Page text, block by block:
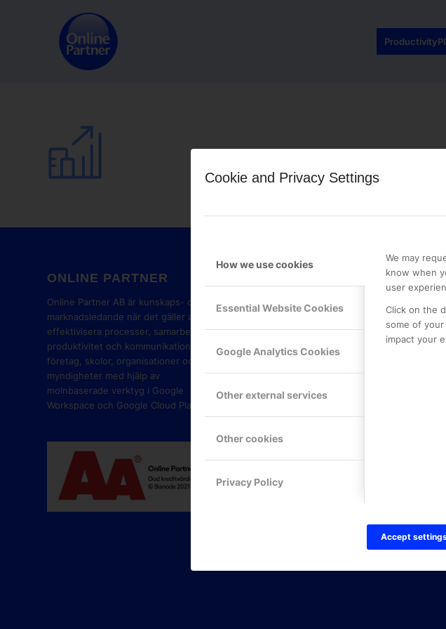
Cookie and Privacy Settings
How we use cookies
Essential Website Cookies
Google Analytics Cookies
Other external services
Other cookies
Privacy Policy
We may
know when
user
Click on the
some of
impact your
Accept
ONLINE PARTNER
Online Partner AB är kunskaps- och
marknadsledande när det gäller att
effektivisera processer, samarbete,
produktivitet och kommunikation i
företag, skolor, organisationer och
myndigheter med hjälp av
molnbaserade verktyg i Google
Workspace och Google Cloud Platform.
GOOGLE PREMIER